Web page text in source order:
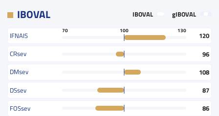
IBOVAL IBOVAL gIBOVAL
IFNAIS
70 100 130
120
CRsev
96
DMsev
108
DSsev
87
FOSsev
86